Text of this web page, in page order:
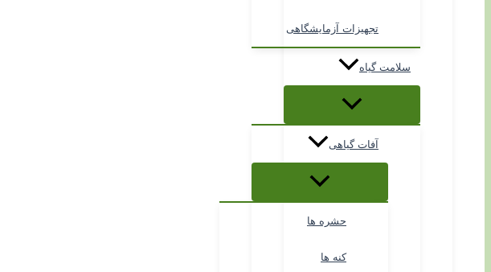
تجهیزات آزمایشگاهی
سلامت گیاه
آفات گیاهی
حشره ها
کنه ها